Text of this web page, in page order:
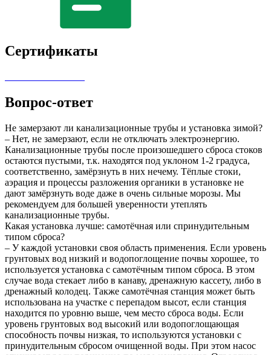
Сертификаты
Вопрос-ответ
Не замерзают ли канализационные трубы и установка зимой?
– Нет, не замерзают, если не отключать электроэнергию.
Канализационные трубы после произошедшего сброса стоков
остаются пустыми, т.к. находятся под уклоном 1-2 градуса,
соответственно, замёрзнуть в них нечему. Тёплые стоки,
аэрация и процессы разложения органики в установке не
дают замёрзнуть воде даже в очень сильные морозы. Мы
рекомендуем для большей уверенности утеплять
канализационные трубы.
Какая установка лучше: самотёчная или спринудительным
типом сброса?
– У каждой установки своя область применения. Если уровень
грунтовых вод низкий и водопоглощение почвы хорошее, то
используется установка с самотёчным типом сброса. В этом
случае вода стекает либо в канаву, дренажную кассету, либо в
дренажный колодец. Также самотёчная станция может быть
использована на участке с перепадом высот, если станция
находится по уровню выше, чем место сброса воды. Если
уровень грунтовых вод высокий или водопоглощающая
способность почвы низкая, то используются установки с
принудительным сбросом очищенной воды. При этом насос